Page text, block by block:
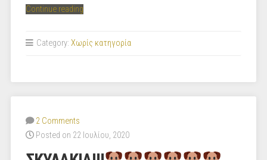
Continue reading“οι
κανει
παγοτο
;;;”
Category: Χωρίς κατηγορία
2 Comments
Posted on 22 Ιουλίου, 2020